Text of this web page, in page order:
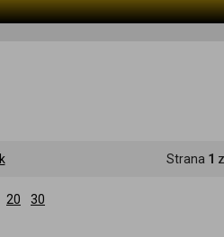
Strana 1 z
20 30